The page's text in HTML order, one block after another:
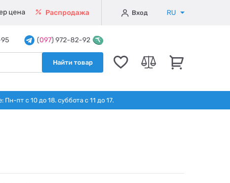
цена Распродажа Вход RU
(097) 972-82-92
Найти товар
пт с 10 до 18. суббота с 11 до 17.